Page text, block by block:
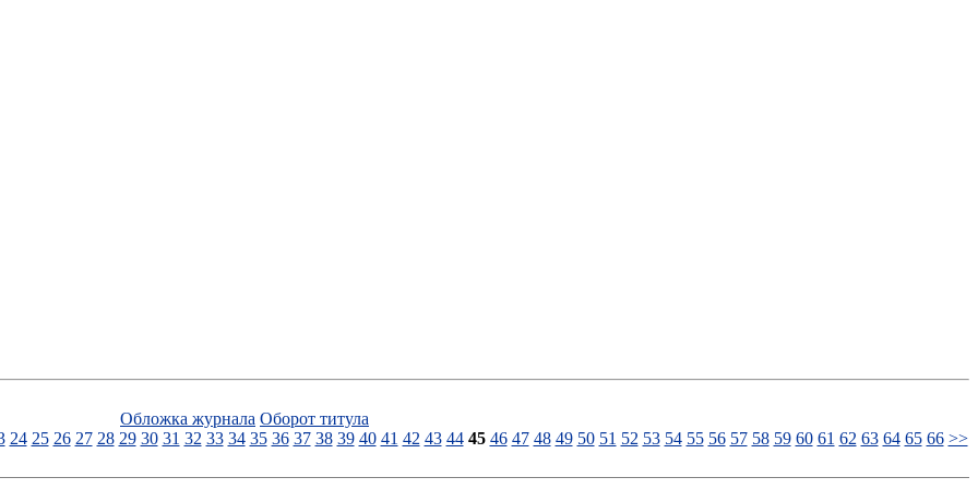
Обложка журнала Оборот титула
24 25 26 27 28 29 30 31 32 33 34 35 36 37 38 39 40 41 42 43 44 45 46 47 48 49 50 51 52 53 54 55 56 57 58 59 60 61 62 63 64 65 66 >>